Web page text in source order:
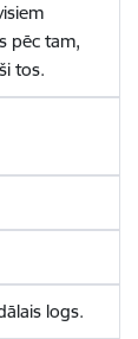
pēc tam,
tos.
logs.